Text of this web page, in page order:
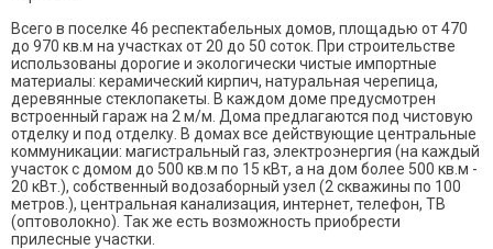
Всего в поселке 46 респектабельных домов, площадью от 470
до 970 кв.м на участках от 20 до 50 соток. При строительстве
использованы дорогие и экологически чистые импортные
материалы: керамический кирпич, натуральная черепица,
деревянные стеклопакеты. В каждом доме предусмотрен
встроенный гараж на 2 м/м. Дома предлагаются под чистовую
отделку и под отделку. В домах все действующие центральные
коммуникации: магистральный газ, электроэнергия (на каждый
участок с домом до 500 кв.м по 15 кВт, а на дом более 500 кв.м -
20 кВт.), собственный водозаборный узел (2 скважины по 100
метров.), центральная канализация, интернет, телефон, ТВ
(оптоволокно). Так же есть возможность приобрести
прилесные участки.